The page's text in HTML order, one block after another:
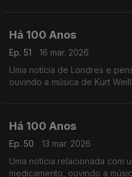
Há 100 Anos
Ep. 51
16 mar. 2026
Uma notícia de Londres e
ouvindo a música de Kurt Weill.
Há 100 Anos
Ep. 50
13 mar. 2026
Uma notícia relacionada com
medicamento, ouvindo a